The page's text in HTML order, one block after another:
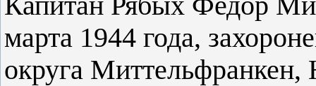
марта 1944 года,
округа Миттельфранкен,